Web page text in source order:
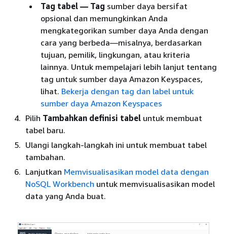
Tag tabel — Tag sumber daya bersifat
opsional dan memungkinkan Anda
mengkategorikan sumber daya Anda dengan
cara yang berbeda—misalnya, berdasarkan
tujuan, pemilik, lingkungan, atau kriteria
lainnya. Untuk mempelajari lebih lanjut tentang
tag untuk sumber daya Amazon Keyspaces,
lihat. Bekerja dengan tag dan label untuk
sumber daya Amazon Keyspaces
Pilih Tambahkan definisi tabel untuk membuat
tabel baru.
Ulangi langkah-langkah ini untuk membuat tabel
tambahan.
Lanjutkan Memvisualisasikan model data dengan
NoSQL Workbench untuk memvisualisasikan model
data yang Anda buat.